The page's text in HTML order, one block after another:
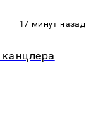
17 минут назад